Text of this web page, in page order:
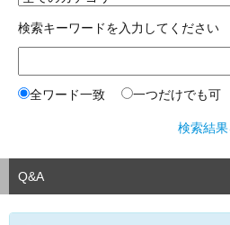
検索キーワードを入力してください
全ワード一致 一つだけでも可
検索結
Q&A